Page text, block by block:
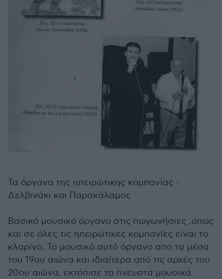
Τα όργανα της ηπειρώτικης κομπανίας -
Δελβινάκι και Παρακάλαμος
Βασικό μουσικό όργανο στις πωγωνήσιες ,όπως
και σε όλες τις ηπειρώτικες κομπανίες είναι το
κλαρίνο. Το μουσικό αυτό όργανο από τα μέσα
του 19ου αιώνα και ιδιαίτερα από τις αρχές του
20ου αιώνα, εκτόπισε τα πνευστά μουσικά